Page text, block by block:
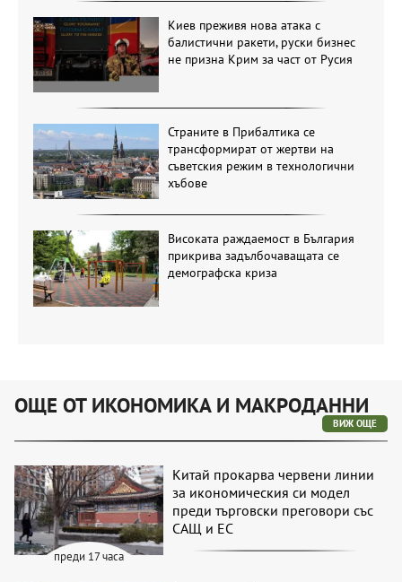
Киев преживя нова атака с
балистични ракети, руски бизнес
не призна Крим за част от Русия
Страните в Прибалтика се
трансформират от жертви на
съветския режим в технологични
хъбове
Високата раждаемост в България
прикрива задълбочаващата се
демографска криза
ОЩЕ ОТ ИКОНОМИКА И МАКРОДАННИ
ВИЖ ОЩЕ
преди 17 часа
Китай прокарва червени линии
за икономическия си модел
преди търговски преговори със
САЩ и ЕС